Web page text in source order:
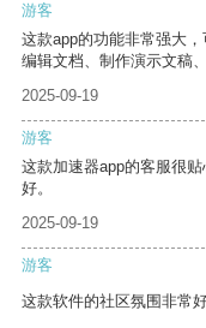
游客
这款app的功能非常强大
编辑文档、制作演示文稿
2025-09-19
游客
这款加速器app的客服很
好。
2025-09-19
游客
这款软件的社区氛围非常